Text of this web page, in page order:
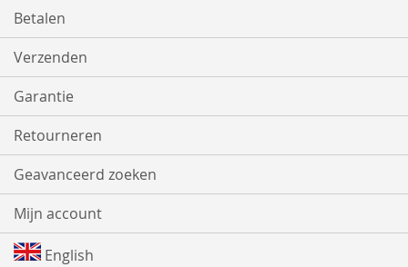
Betalen
Verzenden
Garantie
Retourneren
Geavanceerd zoeken
Mijn account
English